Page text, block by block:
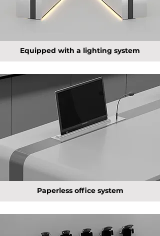
Equipped with a lighting system
Paperless office system